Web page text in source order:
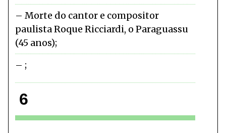
Morte do cantor e compositor
paulista Roque Ricciardi, o Paraguassu
(45 anos)
6